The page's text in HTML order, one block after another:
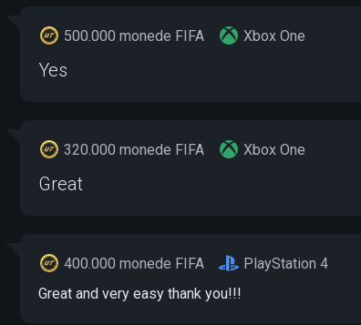
500.000 monede FIFA Xbox One
Yes
320.000 monede FIFA Xbox One
Great
400.000 monede FIFA
PlayStation 4
Great and very easy thank you!!!